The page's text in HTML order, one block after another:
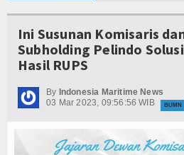
BUMN
Editorial
Ekspose
Perlindungan Nyawa
Peti Kemas Ekspor
Belitung
Merah Putih
IPC TPK-Kejari Jakut Perpanjang Kerja
Ini Susunan Komisaris
Subholding Pelindo
Hasil RUPS
By Indonesia Maritime News
03 Mar 2023, 09:56:56 WIB
BUMN